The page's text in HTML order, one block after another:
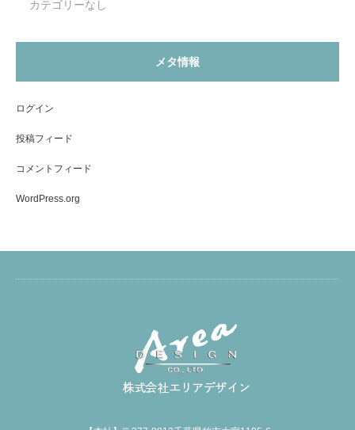
カテゴリーなし
メタ情報
ログイン
投稿フィード
コメントフィード
WordPress.org